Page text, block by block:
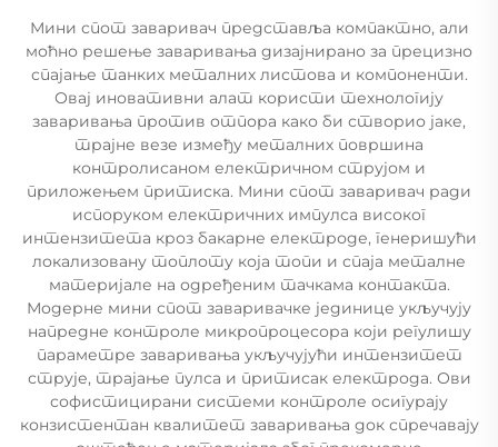
Мини спот заваривач представља компактно, али
моћно решење заваривања дизајнирано за прецизно
спајање танких металних листова и компоненти.
Овај иновативни алат користи технологију
заваривања против отпора како би створио јаке,
трајне везе између металних површина
контролисаном електричном струјом и
приложењем притиска. Мини спот заваривач ради
испоруком електричних импулса високог
интензитета кроз бакарне електроде, генеришући
локализовану топлоту која топи и спаја металне
материјале на одређеним тачкама контакта.
Модерне мини спот заваривачке јединице укључују
напредне контроле микропроцесора који регулишу
параметре заваривања укључујући интензитет
струје, трајање пулса и притисак електрода. Ови
софистицирани системи контроле осигурају
конзистентан квалитет заваривања док спречавају